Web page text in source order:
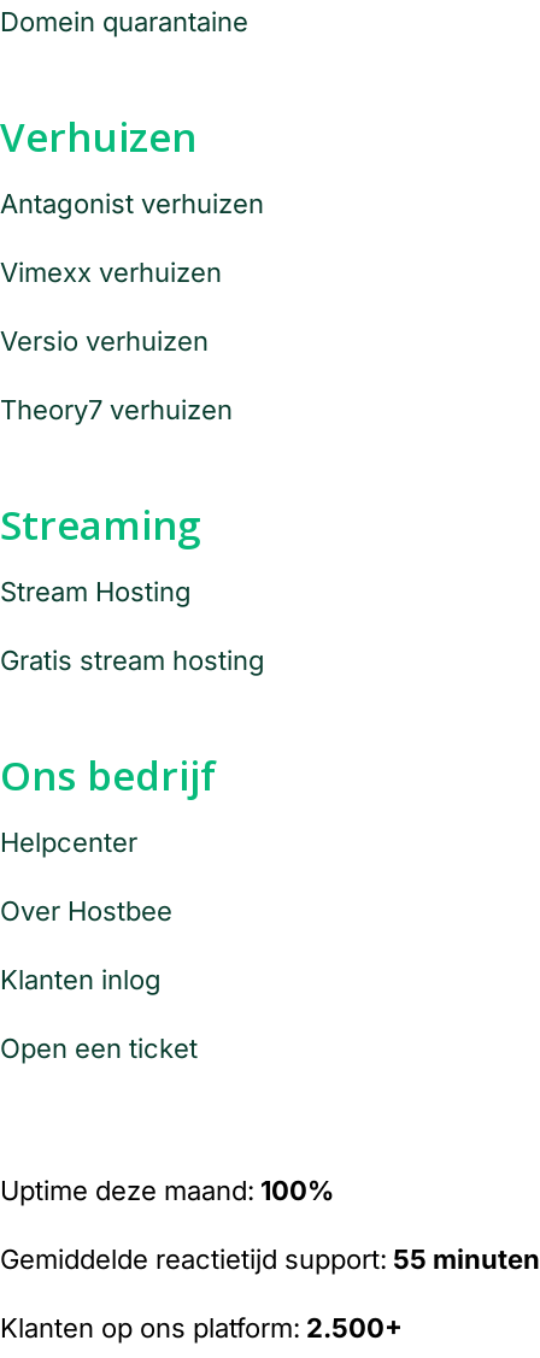
Domein quarantaine
Verhuizen
Antagonist verhuizen
Vimexx verhuizen
Versio verhuizen
Theory7 verhuizen
Streaming
Stream Hosting
Gratis stream hosting
Ons bedrijf
Helpcenter
Over Hostbee
Klanten inlog
Open een ticket
Uptime deze maand: 100%
Gemiddelde reactietijd support: 55 minuten
Klanten op ons platform: 2.500+